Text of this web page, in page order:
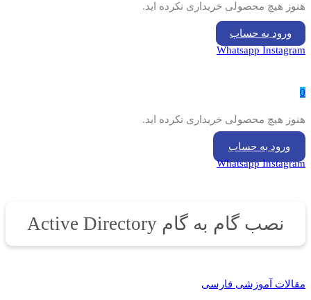
هنوز هیچ محصولی خریداری نکرده اید.
ورود به حساب
Whatsapp Instagram
0
هنوز هیچ محصولی خریداری نکرده اید.
ورود به حساب
Whatsapp Instagram
نصب گام به گام Active Directory
مقالات آموزشی فارسی